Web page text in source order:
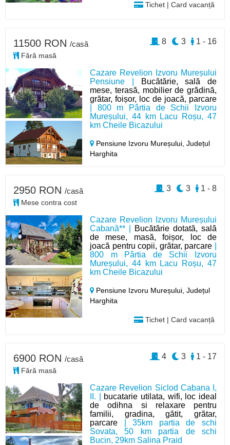
Tichet | Card vacanță
Cazare Revelion Izvoru Mureșului
Pensiune |
Bucătărie, sală de
mese, terasă, mobilier de grădină,
grătar, foișor, loc de joacă, parcare
| 800 m Pârtia de Schii Izvoru
Mureșului, 44 km Lacu Roșu, 47
km Cheile Bicazului
Pensiune Izvoru Mureșului,Județul
Harghita
11500 RON /casă
Fără masă
1 - 16
3
8
Cazare Revelion Izvoru Mureșului
Cabană** |
Bucătărie dotată, sală
de mese, masă, foișor, loc de
joacă pentru copii, grătar, parcare
800 m Pârtia de Schii Izvoru
Mureșului, 44 km Lacu Roșu, 47
km Cheile Bicazului
Pensiune Izvoru Mureșului,Județul
Harghita
Tichet | Card vacanță
2950 RON /casă
Mese contra cost
1 - 8
3
3
Cazare Revelion Siclod Cabana I,
II. | bucatarie utilata, wifi, loc ideal
de odihna si relaxare pentru
familii, gradina, gătit, grătar,
parcare | 35km partia de schi
Sovata, 50 km partia de schi
Bucin, 29km Salina Praid
6900 RON /casă
Fără masă
1 - 17
3
4